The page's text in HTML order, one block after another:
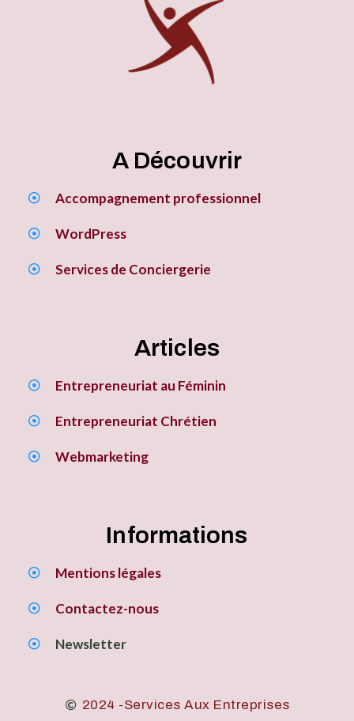
A Découvrir
Accompagnement professionnel
WordPress
Services de Conciergerie
Articles
Entrepreneuriat au Féminin
Entrepreneuriat Chrétien
Webmarketing
Informations
Mentions légales
Contactez-nous
Newsletter
2024 -Services Aux Entreprises